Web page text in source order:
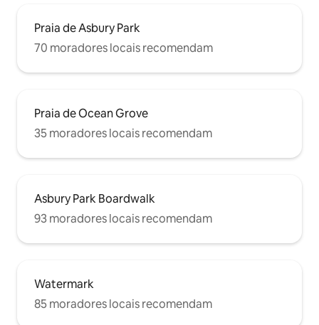
Praia de Asbury Park
70 moradores locais recomendam
Praia de Ocean Grove
35 moradores locais recomendam
Asbury Park Boardwalk
93 moradores locais recomendam
Watermark
85 moradores locais recomendam